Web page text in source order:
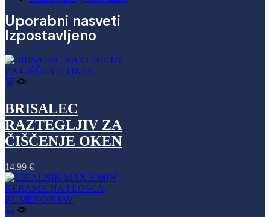
Uporabni nasveti
Izpostavljeno
BRISALEC
RAZTEGLJIV ZA
ČIŠČENJE OKEN
14,99 €